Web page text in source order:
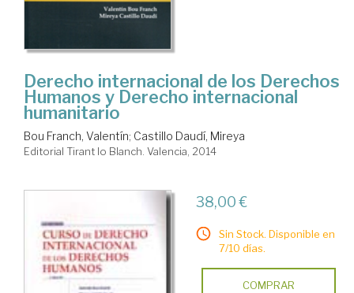
Derecho internacional de los Derechos
Humanos y Derecho internacional
humanitario
Bou Franch, Valentín; Castillo Daudí, Mireya
Editorial Tirant lo Blanch. Valencia, 2014
38,00 €
Sin Stock. Disponible en
7/10 días.
COMPRAR